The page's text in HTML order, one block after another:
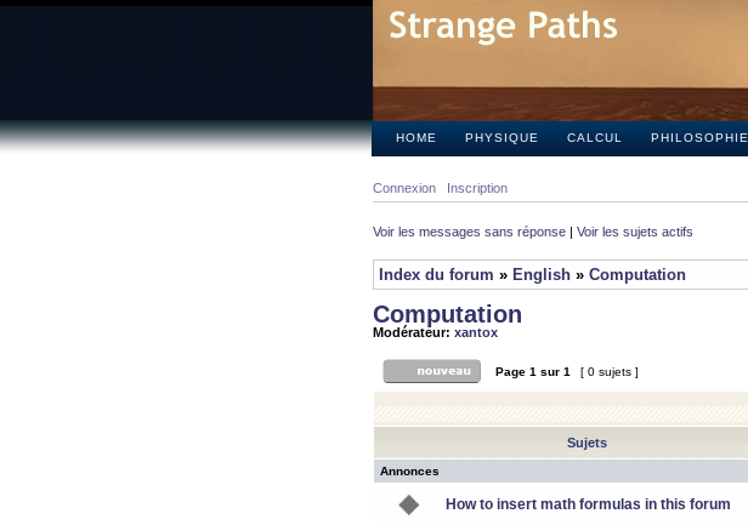
HOME PHYSIQUE CALCUL PHILOSOPHIE
Connexion Inscription
Voir les messages sans réponse | Voir les sujets actifs
Index du forum » English » Computation
Computation
Modérateur: xantox
Page 1 sur 1 [ 0 sujets ]
Sujets
Annonces
How to insert math formulas in this forum